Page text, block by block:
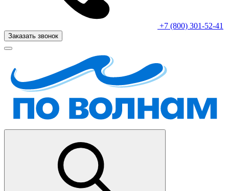
+7 (800) 301-52-41
Заказать звонок